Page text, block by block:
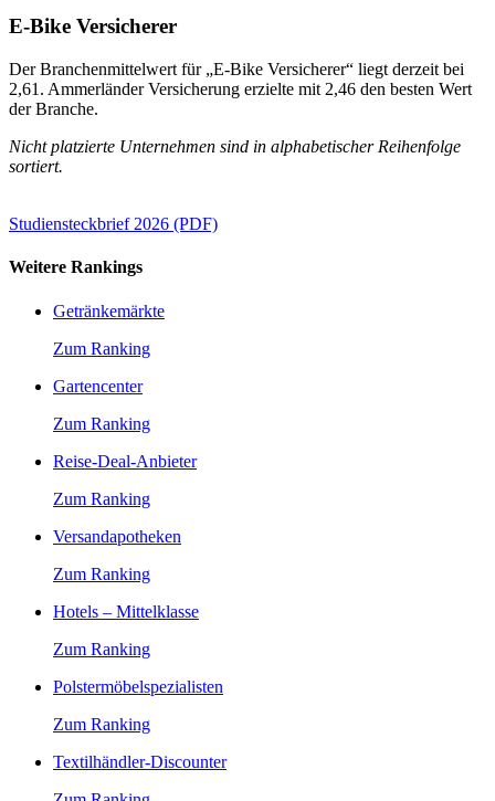
E-Bike Versicherer
Der Branchenmittelwert für „E-Bike Versicherer“ liegt derzeit bei
2,61. Ammerländer Versicherung erzielte mit 2,46 den besten Wert
der Branche.
Nicht platzierte Unternehmen sind in alphabetischer Reihenfolge
sortiert.
Studiensteckbrief 2026 (PDF)
Weitere Rankings
Getränkemärkte
Zum Ranking
Gartencenter
Zum Ranking
Reise-Deal-Anbieter
Zum Ranking
Versandapotheken
Zum Ranking
Hotels – Mittelklasse
Zum Ranking
Polstermöbelspezialisten
Zum Ranking
Textilhändler-Discounter